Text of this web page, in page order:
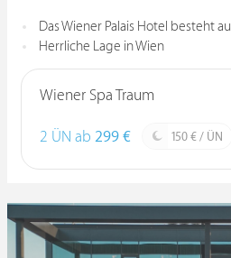
Das Wiener Palais Hotel besteht
Herrliche Lage in Wien
Wiener Spa Traum
2 ÜN ab 299 € 150 € / ÜN